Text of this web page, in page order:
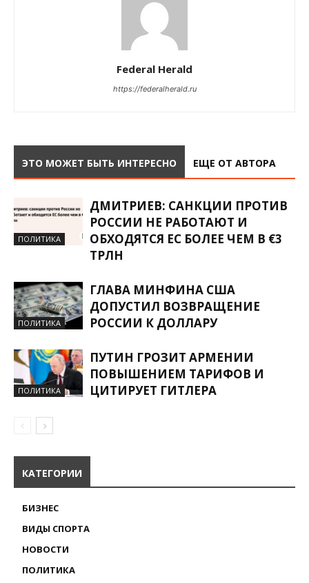
Federal Herald
https://federalherald.ru
ЭТО МОЖЕТ БЫТЬ ИНТЕРЕСНО ЕЩЕ ОТ АВТОРА
ПОЛИТИКА
ДМИТРИЕВ: САНКЦИИ ПРОТИВ
РОССИИ НЕ РАБОТАЮТ И
ОБХОДЯТСЯ ЕС БОЛЕЕ ЧЕМ В €3
ТРЛН
ПОЛИТИКА
ГЛАВА МИНФИНА США
ДОПУСТИЛ ВОЗВРАЩЕНИЕ
РОССИИ К ДОЛЛАРУ
ПОЛИТИКА
ПУТИН ГРОЗИТ АРМЕНИИ
ПОВЫШЕНИЕМ ТАРИФОВ И
ЦИТИРУЕТ ГИТЛЕРА
КАТЕГОРИИ
БИЗНЕС
ВИДЫ СПОРТА
НОВОСТИ
ПОЛИТИКА